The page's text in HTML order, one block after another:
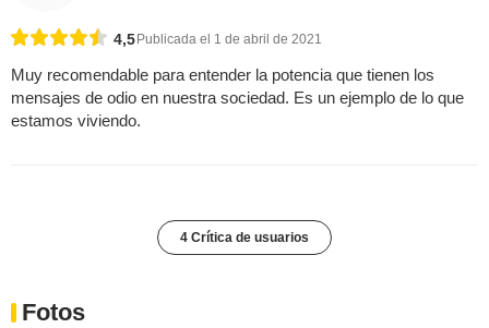
4,5 Publicada el 1 de abril de 2021
Muy recomendable para entender la potencia que tienen los
mensajes de odio en nuestra sociedad. Es un ejemplo de lo que
estamos viviendo.
4 Crítica de usuarios
Fotos